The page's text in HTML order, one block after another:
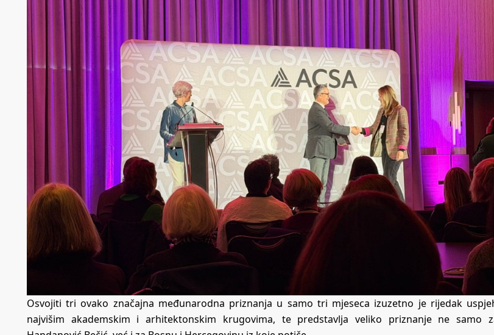
Osvojiti tri ovako značajna međunarodna priznanja u samo tri mjeseca izuzetno je rijedak
najvišim akademskim i arhitektonskim krugovima, te predstavlja veliko priznanje ne samo